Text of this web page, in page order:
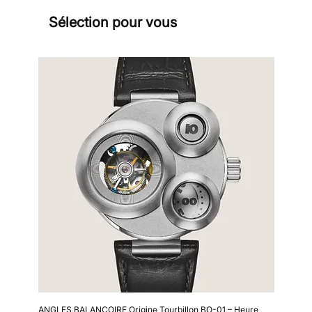
Sélection pour vous
ANGLES BALANCOIRE Origine Tourbillon BO-01 – Heure